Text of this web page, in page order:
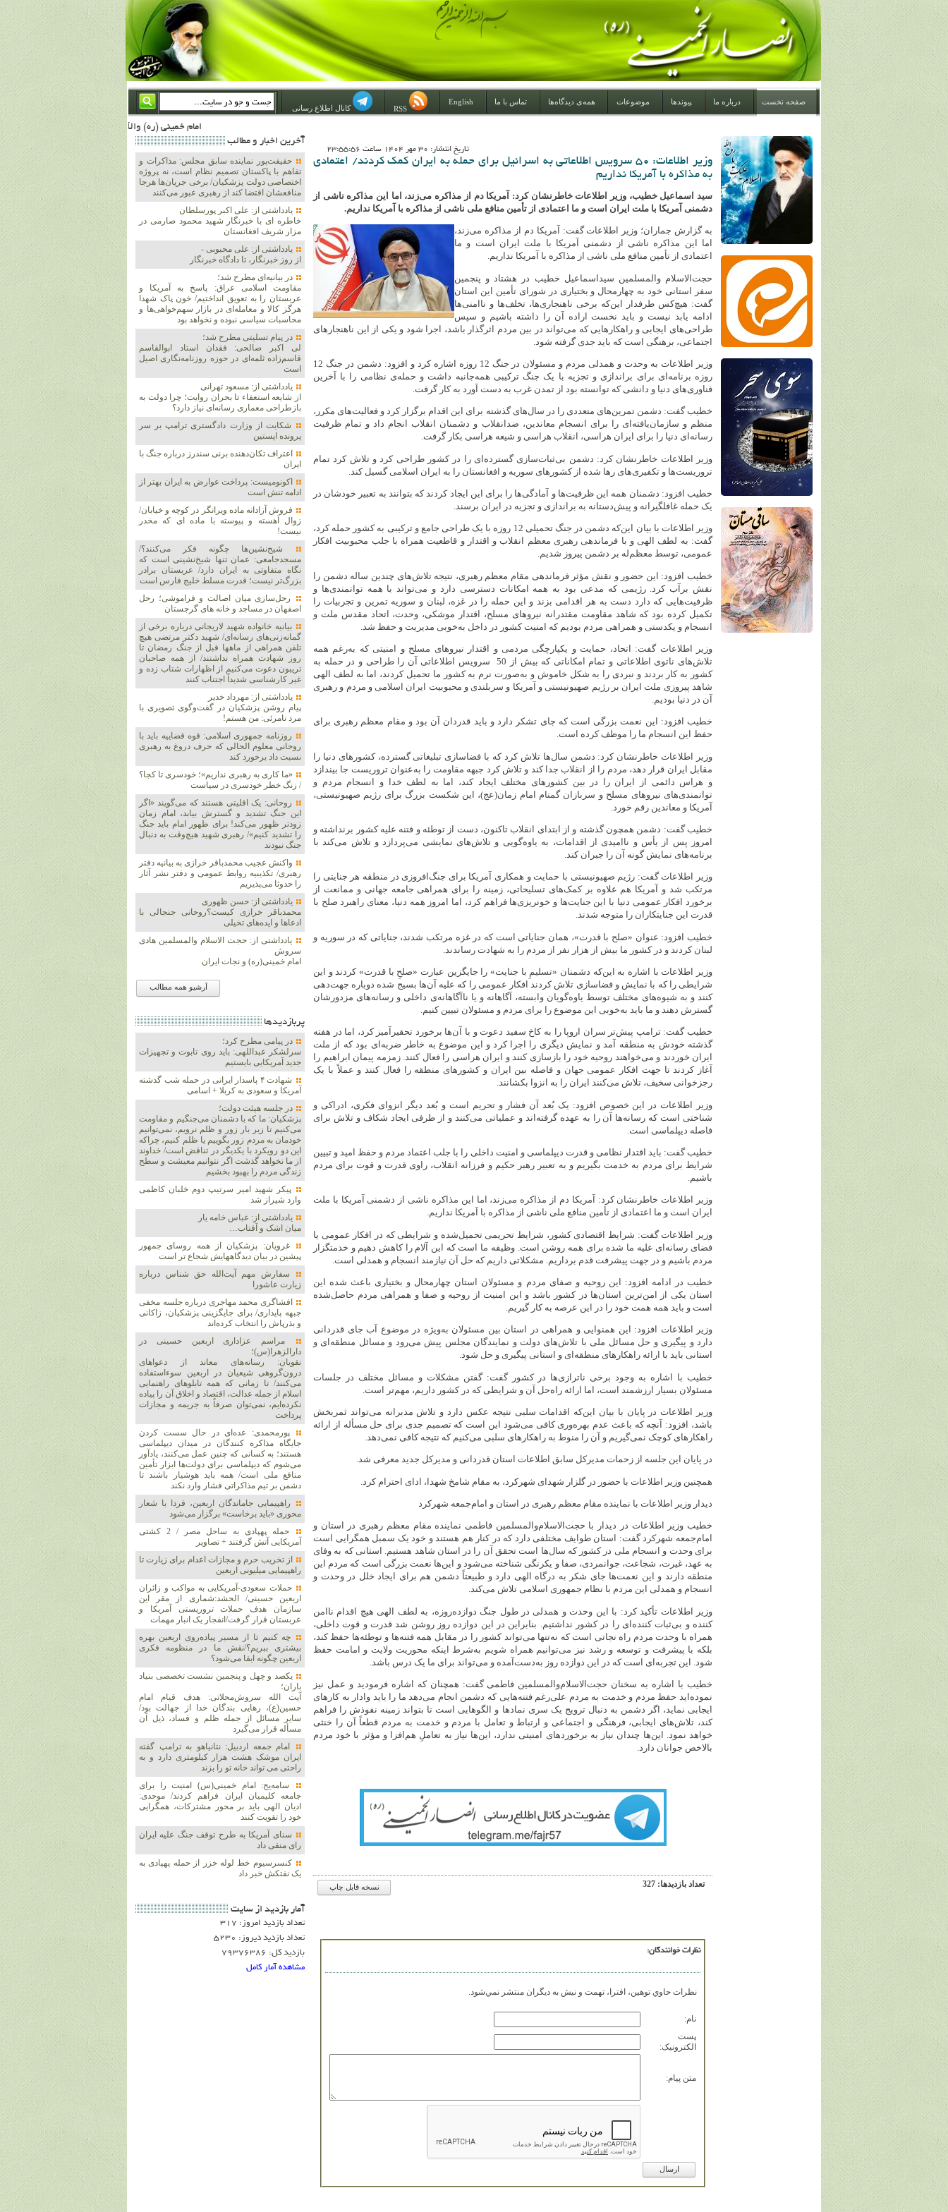
صفحه نخست درباره ما پیوندها موضوعات همه‌ی دیدگاه‌ها تماس با ما
English
کانال اطلاع رسانی
امام خمینی (ره) والله اسلام تمامش سیاست است؛ ***** امام شهید: به گفتار امام و کردار امام اهتمام بورزید ***** امام خمینی(ره): ان شاء الله ما اندوه دلمان را در وقت مناسب با انتقام از امریکا و آل سعود برطرف خواهیم ساخت و داغ و حسرت حلاوت این جنایت بزرگ را بر دلشان خواهیم نهاد 1367/4/29 ***** امام خمینی(رحمة الله علیه) : حکومت آل سعود، این وهابیهای پست بیخبر از خدا بسان خنجرند که همیشه از پشت در قلب مسلمانان فرو رفته‌اند 1366/5/12***** امام خمینی (ره) شهادت در راه خدا مسئله ای نیست که بشود با
تاريخ انتشار: 30 مهر 1404 ساعت 23:55:56
وزیر اطلاعات: ‌50 سرویس اطلاعاتی به اسرائیل برای حمله به ایران کمک کردند‌/ اعتمادی
به مذاکره با آمریکا نداریم
سید اسماعیل خطیب، وزیر اطلاعات خاطرنشان کرد: آمریکا دم از مذاکره می‌زند، اما این مذاکره ناشی از
دشمنی آمریکا با ملت ایران است و ما اعتمادی از تأمین منافع ملی ناشی از مذاکره با آمریکا نداریم.
به گزارش جماران؛ وزیر اطلاعات گفت: آمریکا دم از مذاکره می‌زند،
اما این مذاکره ناشی از دشمنی آمریکا با ملت ایران است و ما
اعتمادی از تأمین منافع ملی ناشی از مذاکره با آمریکا نداریم.
حجت‌الاسلام‌ والمسلمین سیداسماعیل خطیب در هشتاد و پنجمین
سفر استانی خود به چهارمحال و بختیاری در شورای تأمین این استان
گفت: هیچ‌کس طرفدار این‌که برخی ناهنجاری‌ها، تخلف‌ها و ناامنی‌ها
ادامه یابد نیست و باید نخست اراده آن را داشته باشیم و سپس
طراحی‌های ایجابی و راهکارهایی که می‌تواند در بین مردم اثرگذار باشد، اجرا شود و یکی از این ناهنجارهای
اجتماعی، برهنگی است که باید جدی گرفته شود.
وزیر اطلاعات به وحدت و همدلی مردم و مسئولان در جنگ 12 روزه اشاره کرد و افزود: دشمن در جنگ 12
روزه برنامه‌ای برای براندازی و تجزیه با یک جنگ ترکیبی همه‌جانبه‌ داشت و حمله‌ی نظامی را با آخرین
فناوری‌های دنیا و دانشی که توانسته بود از تمدن غرب به دست آورد به کار گرفت.
خطیب گفت: دشمن تمرین‌های متعددی را در سال‌های گذشته برای این اقدام برگزار کرد و فعالیت‌های مکرر،
منظم و سازمان‌یافته‌ای را برای انسجام معاندین، ضدانقلاب و دشمنان انقلاب انجام داد و تمام ظرفیت
رسانه‌ای دنیا را برای ایران هراسی، انقلاب هراسی و شیعه هراسی بکار گرفت.
وزیر اطلاعات خاطرنشان کرد: دشمن بی‌ثبات‌سازی گسترده‌ای را در کشور طراحی کرد و تلاش کرد تمام
تروریست‌ها و تکفیری‌های رها شده از کشورهای سوریه و افغانستان را به ایران اسلامی گسیل کند.
خطیب افزود: دشمنان همه این ظرفیت‌ها و آمادگی‌ها را برای این‌ ایجاد کردند که بتوانند به تعبیر خودشان در
یک حمله غافلگیرانه و پیش‌دستانه به براندازی و تجزیه در ایران برسند.
وزیر اطلاعات با بیان این‌که دشمن در جنگ تحمیلی 12 روزه با یک طراحی جامع و ترکیبی به کشور حمله کرد،
گفت: به لطف الهی و با فرماندهی رهبری معظم انقلاب و اقتدار و قاطعیت همراه با جلب محبوبیت افکار
عمومی، توسط معظم‌له بر دشمن پیروز شدیم.
خطیب افزود: این حضور و نقش مؤثر فرماندهی مقام معظم رهبری، نتیجه تلاش‌های چندین ساله دشمن را
نقش برآب کرد. رژیمی که مدعی بود به همه امکانات دسترسی دارد و می‌تواند با همه توانمندی‌ها و
ظرفیت‌هایی که دارد دست به هر اقدامی بزند و این حمله را در غزه، لبنان و سوریه تمرین و تجربیات را
تکمیل کرده بود که شاهد مقاومت مقتدرانه نیروهای مسلح، اقتدار موشکی، وحدت، اتحاد مقدس ملت و
انسجام و یکدستی و همراهی مردم بودیم که امنیت کشور در داخل به‌خوبی مدیریت و حفظ شد.
وزیر اطلاعات گفت: اتحاد، حمایت و یکپارچگی مردمی و اقتدار نیروهای مسلح و امنیتی که به‌رغم همه
تلاش‌های ناتوی اطلاعاتی و تمام امکاناتی که بیش از 50 سرویس اطلاعاتی آن را طراحی و در حمله به
کشور به کار بردند و نبردی را به شکل خاموش و به‌صورت نرم به کشور ما تحمیل کردند، اما به لطف الهی
شاهد پیروزی ملت ایران بر رژیم صهیونیستی و آمریکا و سربلندی و محبوبیت ایران اسلامی و مردم و رهبری
آن در دنیا بودیم.
خطیب افزود: این نعمت بزرگی است که جای تشکر دارد و باید قدردان آن بود و مقام معظم رهبری برای
حفظ این انسجام ما را موظف کرده است.
وزیر اطلاعات خاطرنشان کرد: دشمن سال‌ها تلاش کرد که با فضاسازی تبلیغاتی گسترده، کشورهای دنیا را
مقابل ایران قرار دهد، مردم را از انقلاب جدا کند و تلاش کرد جبهه مقاومت را به‌عنوان تروریست جا بیندازد
و هراس دائمی از ایران را در بین کشورهای مختلف ایجاد کند، اما به لطف خدا و انسجام مردم و
توانمندی‌های نیروهای مسلح و سربازان گمنام امام زمان(عج)، این شکست بزرگ برای رژیم صهیونیستی،
آمریکا و معاندین رقم خورد.
خطیب گفت: دشمن همچون گذشته و از ابتدای انقلاب تاکنون، دست از توطئه و فتنه علیه کشور برنداشته و
امروز پس از یأس و ناامیدی از اقدامات، به یاوه‌گویی و تلاش‌های نمایشی می‌پردازد و تلاش می‌کند با
برنامه‌های نمایش گونه آن را جبران کند.
وزیر اطلاعات گفت: رژیم صهیونیستی با حمایت و همکاری آمریکا برای جنگ‌افروزی در منطقه هر جنایتی را
مرتکب شد و آمریکا هم علاوه بر کمک‌های تسلیحاتی، زمینه را برای همراهی جامعه جهانی و ممانعت از
برخورد افکار عمومی دنیا با این جنایت‌ها و خونریزی‌ها فراهم کرد، اما امروز همه دنیا، معنای راهبرد صلح با
قدرت این جنایتکاران را متوجه شدند.
خطیب افزود: عنوان «صلح با قدرت»، همان جنایاتی است که در غزه مرتکب شدند، جنایاتی که در سوریه و
لبنان کردند و در کشور ما بیش از هزار نفر از مردم را به شهادت رساندند.
وزیر اطلاعات با اشاره به این‌که دشمنان «تسلیمِ با جنایت» را جایگزین عبارت «صلحِ با قدرت» کردند و این
شرایطی را که با نمایش و فضاسازی تلاش کردند افکار عمومی را که علیه آن‌ها بسیج شده دوباره جهت‌دهی
کنند و به شیوه‌های مختلف توسط یاوه‌گویان وابسته، آگاهانه و یا ناآگاهانه‌ی داخلی و رسانه‌های مزدورشان
گسترش دهند و ما باید به‌خوبی این موضوع را برای مردم و مسئولان تبیین کنیم.
خطیب گفت: ترامپ پیش‌تر سران اروپا را به کاخ سفید دعوت و با آن‌ها برخورد تحقیرآمیز کرد، اما در هفته
گذشته خودش به منطقه آمد و نمایش دیگری را اجرا کرد و این موضوع به خاطر ضربه‌ای بود که از ملت
ایران خوردند و می‌خواهند روحیه خود را بازسازی کنند و ایران هراسی را فعال کنند. زمزمه پیمان ابراهیم را
آغاز کردند تا جهت افکار عمومی جهان و فاصله بین ایران و کشورهای منطقه را فعال کنند و عملاً با یک
رجزخوانی سخیف، تلاش می‌کنند ایران را به انزوا بکشانند.
وزیر اطلاعات در این خصوص افزود: یک بُعد آن فشار و تحریم است و بُعد دیگر انزوای فکری، ادراکی و
شناختی است که رسانه‌ها آن را به عهده گرفته‌اند و عملیاتی می‌کنند و از طرفی ایجاد شکاف و تلاش برای
فاصله دیپلماسی است.
خطیب گفت: باید اقتدار نظامی و قدرت دیپلماسی و امنیت داخلی را با جلب اعتماد مردم و حفظ امید و تبیین
شرایط برای مردم به خدمت بگیریم و به تعبیر رهبر حکیم و فرزانه انقلاب، راوی قدرت و قوت برای مردم
باشیم.
وزیر اطلاعات خاطرنشان کرد: آمریکا دم از مذاکره می‌زند، اما این مذاکره ناشی از دشمنی آمریکا با ملت
ایران است و ما اعتمادی از تأمین منافع ملی ناشی از مذاکره با آمریکا نداریم.
وزیر اطلاعات گفت: شرایط اقتصادی کشور، شرایط تحریمی تحمیل‌شده و شرایطی که در افکار عمومی یا
فضای رسانه‌ای علیه ما شده برای همه روشن است. وظیفه ما است که این آلام را کاهش دهیم و خدمتگزار
مردم باشیم و در جهت پیشرفت قدم برداریم. مشکلاتی داریم که حل آن نیازمند انسجام و همدلی است.
خطیب در ادامه افزود: این روحیه و صفای مردم و مسئولان استان چهارمحال و بختیاری باعث شده این
استان یکی از امن‌ترین استان‌ها در کشور باشد و این امنیت از روحیه و صفا و همراهی مردم حاصل‌شده
است و باید همه همت خود را در این عرصه به کار گیریم.
وزیر اطلاعات افزود: این همنوایی و همراهی در استان بین مسئولان به‌ویژه در موضوع آب جای قدردانی
دارد و پیگیری و حل مسائل ملی با تلاش‌های دولت و نمایندگان مجلس پیش می‌رود و مسائل منطقه‌ای و
استانی باید با ارائه راهکارهای منطقه‌ای و استانی پیگیری و حل شود.
خطیب با اشاره به وجود برخی ناترازی‌ها در کشور گفت: گفتن مشکلات و مسائل مختلف در جلسات
مسئولان بسیار ارزشمند است، اما ارائه راه‌حل آن و شرایطی که در کشور داریم، مهم‌تر است.
وزیر اطلاعات در پایان با بیان این‌که اقدامات سلبی نتیجه عکس دارد و تلاش مدبرانه می‌تواند ثمربخش
باشد، افزود: آنچه که باعث عدم بهره‌وری کافی می‌شود این است که تصمیم جدی برای حل مسأله از ارائه
راهکارهای کوچک نمی‌گیریم و آن را منوط به راهکارهای سلبی می‌کنیم که نتیجه کافی نمی‌دهد.
در پایان این جلسه از زحمات مدیرکل سابق اطلاعات استان قدردانی و مدیرکل جدید معرفی شد.
همچنین وزیر اطلاعات با حضور در گلزار شهدای شهرکرد، به مقام شامخ شهدا، ادای احترام کرد.
دیدار وزیر اطلاعات با نماینده مقام معظم رهبری در استان و امام‌جمعه شهرکرد
خطیب وزیر اطلاعات در دیدار با حجت‌الاسلام‌والمسلمین فاطمی نماینده مقام معظم رهبری در استان و
امام‌جمعه شهرکرد گفت: استان طوایف مختلفی دارد که در کنار هم هستند و خود یک سمبل همگرایی است
برای وحدت و انسجام ملی در کشور که سال‌ها است تحقق آن را در استان شاهد هستیم. استانی که به وفای
به عهد، غیرت، شجاعت، جوانمردی، صفا و یکرنگی شناخته می‌شود و این‌ها نعمت بزرگی است که مردم این
منطقه دارند و این نعمت‌ها جای شکر به درگاه الهی دارد و طبیعتاً دشمن هم برای ایجاد خلل در وحدت و
انسجام و همدلی این مردم با نظام جمهوری اسلامی تلاش می‌کند.
وزیر اطلاعات تأکید کرد: با این وحدت و همدلی در طول جنگ دوازده‌روزه، به لطف الهی هیچ اقدام ناامن
کننده و بی‌ثبات کننده‌ای را در کشور نداشتیم. بنابراین در این دوازده روز روشن شد قدرت و قوت داخلی،
همراه با وحدت مردم راه نجاتی است که نه‌تنها می‌تواند کشور را در مقابل همه فتنه‌ها و توطئه‌ها حفظ کند،
بلکه با پیشرفت و توسعه و رشد نیز می‌توانیم همراه شویم به‌شرط اینکه محوریت ولایت و امامت حفظ
شود. این تجربه‌ای است که در این دوازده روز به‌دست‌آمده و می‌تواند برای ما یک درس باشد.
خطیب با اشاره به سخنان حجت‌الاسلام‌والمسلمین فاطمی گفت: همچنان که اشاره فرمودید و عمل نیز
نموده‌اید حفظ مردم و خدمت به مردم علی‌رغم فتنه‌هایی که دشمن انجام می‌دهد ما را باید وادار به کارهای
ایجابی نماید، اگر دشمن به دنبال ترویج یک سری نمادها و الگوهایی است تا بتواند زمینه نفوذش را فراهم
کند، تلاش‌های ایجابی، فرهنگی و اجتماعی و ارتباط و تعامل با مردم و خدمت به مردم قطعاً آن را خنثی
خواهد نمود. این‌ها چندان نیاز به برخوردهای امنیتی ندارد، این‌ها نیاز به تعاملِ هم‌افزا و مؤثر با خود مردم
بالاخص جوانان دارد.
تعداد بازديدها: 327 نسخه قابل چاپ
نظرات خوانندگان:
نظرات حاوي توهين، افترا، تهمت و نيش به ديگران منتشر نمي‌شود.
نام:
پست
الکترونيک:
متن پيام:
آخرين اخبار و مطالب
حقیقت‌پور نماینده سابق مجلس: مذاکرات و
تفاهم با پاکستان تصمیم نظام است، نه پروژه
اختصاصی دولت پزشکیان/ برخی جریان‌ها هرجا
منافعشان اقتضا کند از رهبری عبور می‌کنند
یادداشتی از: علی اکبر پورسلطان
خاطره ای با خبرنگار شهید محمود صارمی در
مزار شریف افغانستان
یادداشتی از: علی محبوبی -
از روز خبرنگار، تا دادگاه خبرنگار
در بیانیه‌ای مطرح شد؛
مقاومت اسلامی عراق: پاسخ به آمریکا و
عربستان را به تعویق انداختیم/ خون پاک شهدا
هرگز کالا و معامله‌ای در بازار سهم‌خواهی‌ها و
محاسبات سیاسی نبوده و نخواهد بود
در پیام تسلیتی مطرح شد؛
لی اکبر صالحی: فقدان استاد ابوالقاسم
قاسم‌زاده ثلمه‌ای در حوزه روزنامه‌نگاری اصیل
است
یادداشتی از: مسعود تهرانی
از شایعه استعفاء تا بحران روایت؛ چرا دولت به
بازطراحی معماری رسانه‌ای نیاز دارد؟
شکایت از وزارت دادگستری ترامپ بر سر
پرونده اپستین
اعتراف تکان‌دهنده برنی سندرز درباره جنگ با
ایران
اکونومیست: پرداخت عوارض به ایران بهتر از
ادامه تنش است
فروش آزادانه ماده ویرانگر در کوچه و خیابان/
زوال آهسته و پیوسته با ماده ای که مخدر
نیست!
شیخ‌نشین‌ها چگونه فکر می‌کنند؟/
مسجدجامعی: عمان تنها شیخ‌نشینی است که
نگاه متفاوتی به ایران دارد/ عربستان برادر
بزرگ‌تر نیست؛ قدرت مسلط خلیج فارس است
رحل‌سازی میان اصالت و فراموشی؛ رحل
اصفهان در مساجد و خانه های گرجستان
بیانیه خانواده شهید لاریجانی درباره برخی از
گمانه‌زنی‌های رسانه‌ای/ شهید دکتر مرتضی هیچ
تلفن همراهی از ماهها قبل از جنگ رمضان تا
روز شهادت همراه نداشتند/ از همه صاحبان
تریبون دعوت می‌کنیم از اظهارات شتاب زده و
غیر کارشناسی شدیداً اجتناب کنند
یادداشتی از: مهرداد خدیر
پیام روشن پزشکیان در گفت‌و‌گوی تصویری با
مرد نامرئی: من هستم!
روزنامه جمهوری اسلامی: قوه قضاییه باید با
روحانی معلوم الحالی که حرف دروغ به رهبری
نسبت داد برخورد کند
«ما کاری به رهبری نداریم»؛ خودسری تا کجا؟
/ زنگ خطر خودسری در سیاست
روحانی: یک اقلیتی هستند که می‌گویند «اگر
این جنگ تشدید و گسترش بیابد، امام زمان
زودتر ظهور می‌کند! برای ظهور امام باید جنگ
را تشدید کنیم»/ رهبری شهید هیچ‌وقت به دنبال
جنگ نبودند
واکنش عجیب محمدباقر خرازی به بیانیه دفتر
رهبری/ تکذیبیه روابط عمومی و دفتر نشر آثار
را حدوثا می‌پذیریم
یادداشتی از: حسن ظهوری
محمدباقر خرازی کیست؟روحانی جنجالی با
ادعاها و ایده‌های تخیلی
یادداشتی از: حجت الاسلام والمسلمین هادی
سروش
امام خمینی(ره) و نجات ایران
آرشیو همه مطالب
پربازديدها
در پیامی مطرح کرد؛
سرلشکر عبداللهی: باید روی تابوت و تجهیزات
جدید آمریکایی بایستیم
شهادت ۴ پاسدار ایرانی در حمله شب گذشته
آمریکا و سعودی به کربلا + اسامی
در جلسه هیئت دولت؛
پزشکیان: ما که با دشمنان می‌جنگیم و مقاومت
می‌کنیم تا زیر بار زور و ظلم نرویم، نمی‌توانیم
خودمان به مردم زور بگوییم یا ظلم کنیم، چراکه
این دو رویکرد با یکدیگر در تناقض است/ خداوند
از ما نخواهد گذشت اگر نتوانیم معیشت و سطح
زندگی مردم را بهبود بخشیم
پیکر شهید امیر سرتیپ دوم خلبان کاظمی
وارد شیراز شد
یادداشتی از: عباس خامه یار
میان اشک و آفتاب…
غرویان: پزشکیان از همه روسای جمهور
پیشین در بیان دیدگاههایش شجاع تر است
سفارش مهم آیت‌الله حق شناس درباره
زیارت عاشورا
افشاگری محمد مهاجری درباره جلسه مخفی
جبهه پایداری/ برای جایگزینی پزشکیان، زاکانی
و بذرپاش را انتخاب کرده‌اند
مراسم عزاداری اربعین حسینی در
دارالزهرا(س)؛
نقویان: رسانه‌های معاند از دعواهای
درون‌گروهی شیعیان در اربعین سوءاستفاده
می‌کنند/ تا زمانی که همه تابلوهای راهنمایی
اسلام از جمله عدالت، اقتصاد و اخلاق آن را پیاده
نکرده‌ایم، نمی‌توان صرفاً به جریمه و مجازات
پرداخت
پورمحمدی: عده‌ای در حال سست کردن
جایگاه مذاکره کنندگان در میدان دیپلماسی
هستند؛ به کسانی که چنین عمل می‌کنند، یادآور
می‌شوم که دیپلماسی برای دولت‌ها ابزار تأمین
منافع ملی است/ همه باید هوشیار باشند تا
دشمن بر تیم مذاکراتی فشار وارد نکند
راهپیمایی جاماندگان اربعین، فردا با شعار
محوری «باید برخاست» برگزار می‌شود
حمله پهپادی به ساحل مصر / 2 کشتی
آمریکایی آتش گرفتند + تصاویر
از تخریب حرم و مجازات اعدام برای زیارت تا
راهپیمایی میلیونی اربعین
حملات سعودی-آمریکایی به مواکب و زائران
اربعین حسینی/ الحشد:شماری از مقر این
سازمان هدف حملات تروریستی آمریکا و
عربستان قرار گرفت/انفجار یک انبار مهمات
چه کنیم تا از مسیر پیاده‌روی اربعین بهره
بیشتری ببریم؟/نقش ما در منظومه فکری
اربعین چگونه ایفا می‌شود؟
یکصد و چهل و پنجمین نشست تخصصی بنیاد
باران؛
آیت الله سروش‌محلاتی: هدف قیام امام
حسین(ع)، رهایی بندگان خدا از جهالت بود/
سایر مسائل از جمله ظلم و فساد، ذیل آن
مسأله قرار می‌گیرد
امام جمعه اردبیل: نتانیاهو به ترامپ گفته
ایران موشک هشت هزار کیلومتری دارد و به
راحتی می تواند خانه تو را بزند
سامه‌یح: امام خمینی(س) امنیت را برای
جامعه کلیمیان ایران فراهم کردند/ موحدی:
ادیان الهی باید بر محور مشترکات، همگرایی
خود را تقویت کنند
سنای آمریکا به طرح توقف جنگ علیه ایران
رای منفی داد
کنسرسیوم خط لوله خزر از حمله پهپادی به
یک نفتکش خبر داد
آمار بازديد از سايت
تعداد بازدید امروز: 317
تعداد بازدید دیروز: 5230
بازدید کل: 79376386
مشاهده آمار کامل